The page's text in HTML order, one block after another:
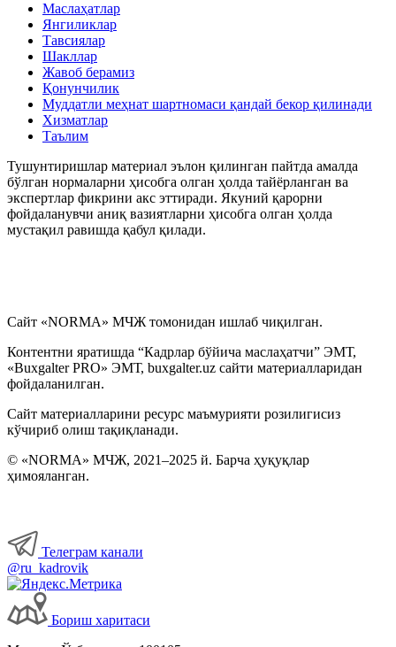
Маслаҳатлар
Янгиликлар
Тавсиялар
Шакллар
Жавоб берамиз
Қонунчилик
Муддатли меҳнат шартномаси қандай бекор қилинади
Хизматлар
Таълим
Тушунтиришлар материал эълон қилинган пайтда амалда
бўлган нормаларни ҳисобга олган ҳолда тайёрланган ва
экспертлар фикрини акс эттиради. Якуний қарорни
фойдаланувчи аниқ вазиятларни ҳисобга олган ҳолда
мустақил равишда қабул қилади.
Сайт «NORMA» МЧЖ томонидан ишлаб чиқилган.
Контентни яратишда “Кадрлар бўйича маслаҳатчи” ЭМТ,
«Buxgalter PRO» ЭМТ, buxgalter.uz сайти материалларидан
фойдаланилган.
Сайт материалларини ресурс маъмурияти розилигисиз
кўчириб олиш тақиқланади.
© «NORMA» МЧЖ, 2021–2025 й. Барча ҳуқуқлар
ҳимояланган.
Телеграм канали
@ru_kadrovik
Бориш харитаси